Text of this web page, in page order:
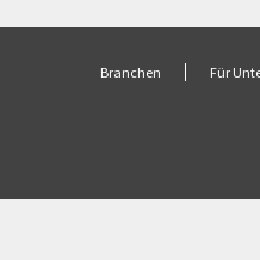
Branchen Für